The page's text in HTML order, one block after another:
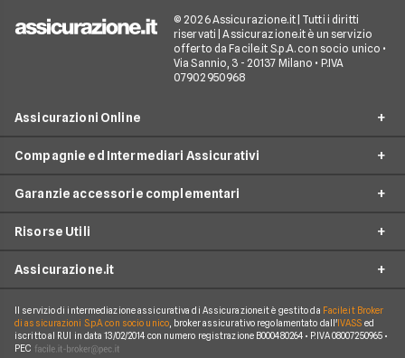
© 2026 Assicurazione.it | Tutti i diritti
riservati | Assicurazione.it è un servizio
offerto da Facile.it S.p.A. con socio unico •
Via Sannio, 3 - 20137 Milano • P.IVA
07902950968
Assicurazioni Online
RC Auto
RC Moto
Assicurazione Ciclomotore
Assicurazione Casa
Polizza Vita
Compagnie ed Intermediari Assicurativi
Allianz Direct
Prima.it
Linear
Genertel
Garanzie accessorie complementari
Infortuni conducente
Tutela legale
Risorse Utili
Guide
Glossario
Assicurazione.it
Chi Siamo
Come funziona Assicurazione.it
Il servizio di intermediazione assicurativa di Assicurazione.it è gestito da Facile.it Broker
di assicurazioni S.p.A. con socio unico, broker assicurativo regolamentato dall' IVASS ed
iscritto al RUI in data 13/02/2014 con numero registrazione B000480264 • P.IVA 08007250965 •
PEC